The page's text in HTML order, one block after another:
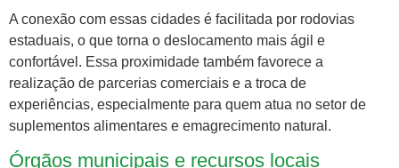
A conexão com essas cidades é facilitada por rodovias
estaduais, o que torna o deslocamento mais ágil e
confortável. Essa proximidade também favorece a
realização de parcerias comerciais e a troca de
experiências, especialmente para quem atua no setor de
suplementos alimentares e emagrecimento natural.
Órgãos municipais e recursos locais